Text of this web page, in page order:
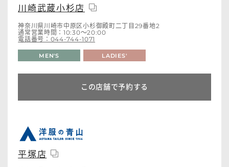
川崎武蔵小杉店
神奈川県川崎市中原区小杉御殿町二丁目29番地2
通常営業時間：10:30～20:00
電話番号：044-744-1071
MEN'S LADIES'
この店舗で予約する
平塚店